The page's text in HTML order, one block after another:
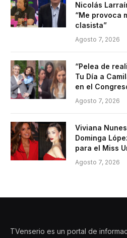
Nicolás
“Me provoca
clasista”
Agosto 7, 2026
“Pelea de
Tu Día a
en el
Agosto 7, 2026
Viviana
Dominga
para el Miss
Agosto 7, 2026
TVenserio es un portal de